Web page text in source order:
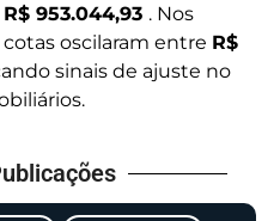
R$ 953.044,93 . Nos
oscilaram entre R$
sinais de ajuste no